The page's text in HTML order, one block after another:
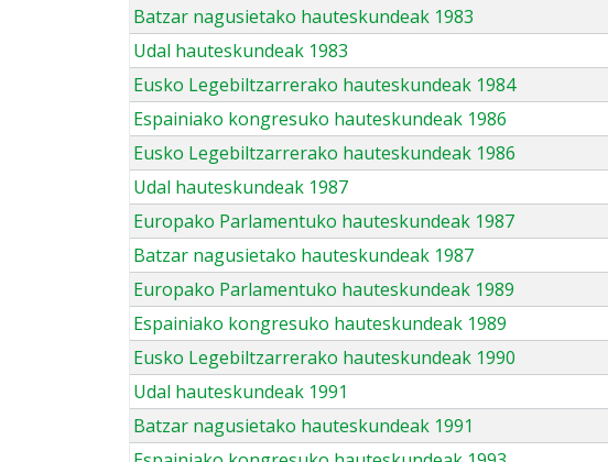
Batzar nagusietako hauteskundeak 1983
Udal hauteskundeak 1983
Eusko Legebiltzarrerako hauteskundeak 1984
Espainiako kongresuko hauteskundeak 1986
Eusko Legebiltzarrerako hauteskundeak 1986
Udal hauteskundeak 1987
Europako Parlamentuko hauteskundeak 1987
Batzar nagusietako hauteskundeak 1987
Europako Parlamentuko hauteskundeak 1989
Espainiako kongresuko hauteskundeak 1989
Eusko Legebiltzarrerako hauteskundeak 1990
Udal hauteskundeak 1991
Batzar nagusietako hauteskundeak 1991